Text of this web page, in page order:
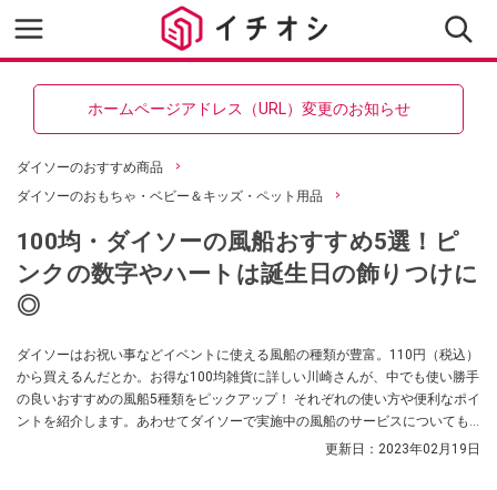
ホームページアドレス（URL）変更のお知らせ
ダイソーのおすすめ商品
ダイソーのおもちゃ・ベビー＆キッズ・ペット用品
100均・ダイソーの風船おすすめ5選！ピ
ンクの数字やハートは誕生日の飾りつけに
◎
ダイソーはお祝い事などイベントに使える風船の種類が豊富。110円（税込）
から買えるんだとか。お得な100均雑貨に詳しい川崎さんが、中でも使い勝手
の良いおすすめの風船5種類をピックアップ！ それぞれの使い方や便利なポイ
ントを紹介します。あわせてダイソーで実施中の風船のサービスについても
更新日： 2023年02月19日